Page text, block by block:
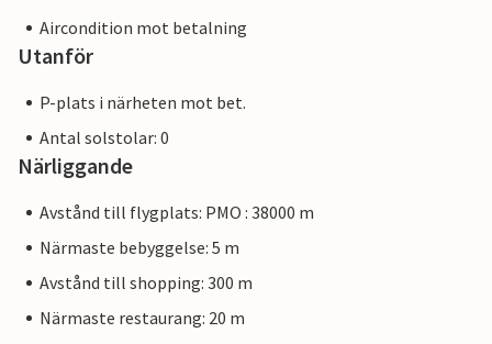
Aircondition mot betalning
Utanför
P-plats i närheten mot bet.
Antal solstolar: 0
Närliggande
Avstånd till flygplats: PMO : 38000 m
Närmaste bebyggelse: 5 m
Avstånd till shopping: 300 m
Närmaste restaurang: 20 m